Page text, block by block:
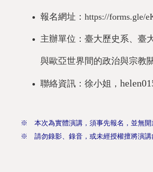
報名網址： https://forms.gle/
主辦單位：臺大歷史系、臺
與歐亞世界間的政治與宗教
聯絡資訊：徐小姐，
※ 本次為實體演講，須事先報名，並無開
※ 請勿錄影、錄音，或未經授權擅將演講